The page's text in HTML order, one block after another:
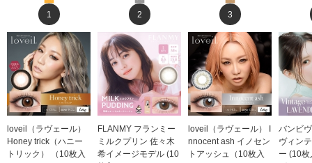
1
loveil（ラヴェール）
Honey trick（ハニー
トリック） （10枚入
2
FLANMY フランミー
ミルクプリン 佐々木
希イメージモデル (10
3
loveil（ラヴェール） I
nnocent ash イノセン
トアッシュ（10枚入
バンビ
ヴィン
ー (10